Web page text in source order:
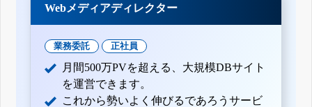
Webメディアディレクター
業務委託 正社員
月間500万PVを超える、大規模DBサイト
を運営できます。
これから勢いよく伸びるであろうサービ